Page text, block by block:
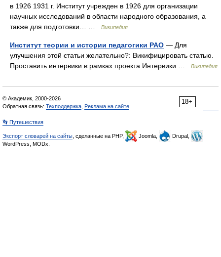
в 1926 1931 г. Институт учрежден в 1926 для организации
научных исследований в области народного образования, а
также для подготовки… …
Википедия
Институт теории и истории педагогики РАО — Для
улучшения этой статьи желательно?: Викифицировать статью.
Проставить интервики в рамках проекта Интервики …
Википедия
18+
© Академик, 2000-2026
Обратная связь: Техподдержка Реклама на сайте
👣 Путешествия
Экспорт словарей на сайты , сделанные на PHP, Joomla,
Drupal,
WordPress, MODx.